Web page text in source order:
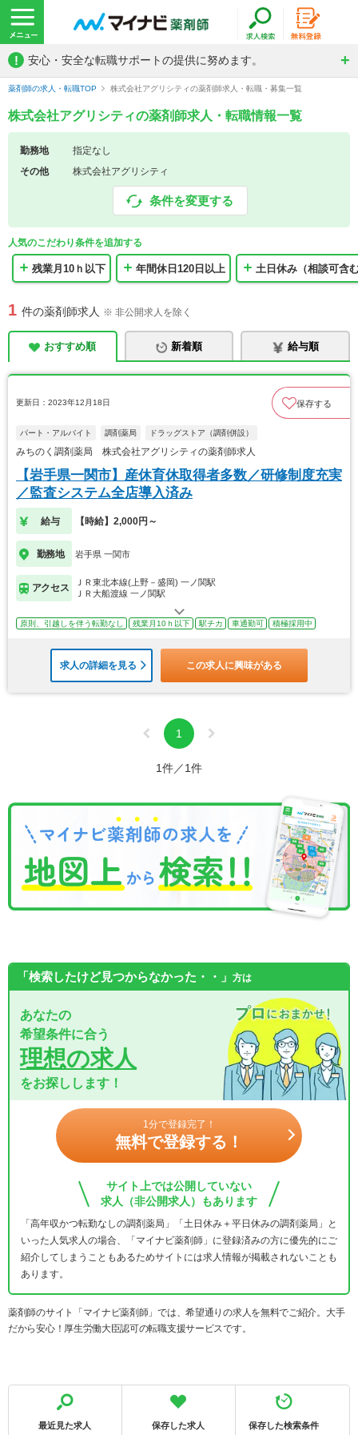
! 安心・安全な転職サポートの提供に努めます。
薬剤師の求人・転職TOP 株式会社アグリシティの薬剤師求人・転職・募集一覧
株式会社アグリシティの薬剤師求人・転職情報一覧
勤務地
指定なし
その他
株式会社アグリシティ
条件を変更する
人気のこだわり条件を追加する
残業月10ｈ以下 年間休日120日以上 土日休み（相談可含
1 件の薬剤師求人 ※ 非公開求人を除く
おすすめ順 新着順 給与順
更新日：2023年12月18日 保存する
パート・アルバイト 調剤薬局 ドラッグストア（調剤併設）
みちのく調剤薬局 株式会社アグリシティの薬剤師求人
【岩手県一関市】産休育休取得者多数／研修制度充実
／監査システム全店導入済み
給与 【時給】2,000円～
勤務地 岩手県 一関市
アクセス
ＪＲ東北本線(上野－盛岡) 一ノ関駅
ＪＲ大船渡線 一ノ関駅
原則、引越しを伴う転勤なし 残業月10ｈ以下 駅チカ 車通勤可 積極採用中
求人の詳細を見る この求人に興味がある
1
1件／1件
「検索したけど見つからなかった・・」 方は
あなたの
希望条件に合う
理想の求人
をお探しします！
1分で登録完了！
無料で登録する！
サイト上では公開していない
求人（非公開求人）もあります
「高年収かつ転勤なしの調剤薬局」「土日休み＋平日休みの調剤薬局」と
いった人気求人の場合、「マイナビ薬剤師」に登録済みの方に優先的にご
紹介してしまうこともあるためサイトには求人情報が掲載されないことも
あります。
薬剤師のサイト「マイナビ薬剤師」では、希望通りの求人を無料でご紹介。大手
だから安心！厚生労働大臣認可の転職支援サービスです。
最近見た求人 保存した求人 保存した検索条件